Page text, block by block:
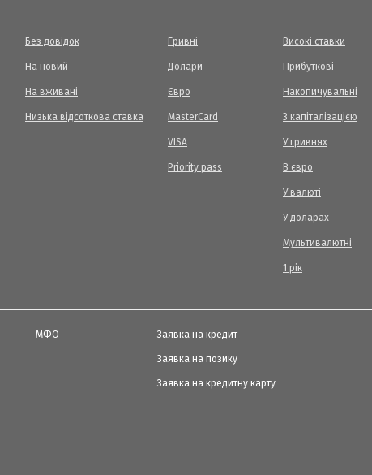
Без довідок
На новий
На вживані
Низька відсоткова ставка
Гривні
Долари
Євро
MasterCard
VISA
Priority pass
Високі ставки
Прибуткові
Накопичувальні
З капіталізацією
У гривнях
В євро
У валюті
У доларах
Мультивалютні
1 рік
МФО Заявка на кредит
Заявка на позику
Заявка на кредитну карту